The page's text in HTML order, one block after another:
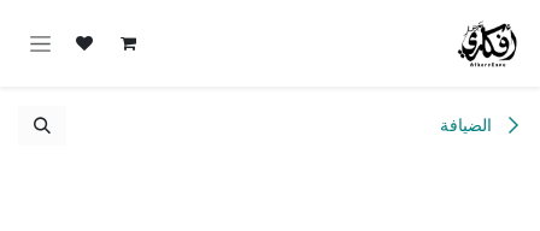
الضيافة